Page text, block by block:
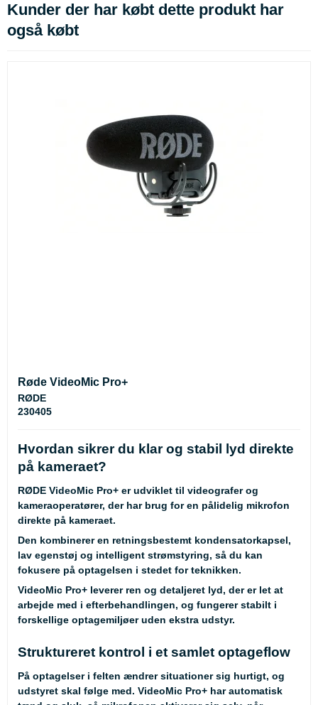
Kunder der har købt dette produkt har
også købt
Røde VideoMic Pro+
RØDE
230405
Hvordan sikrer du klar og stabil lyd direkte
på kameraet?
RØDE VideoMic Pro+ er udviklet til videografer og
kameraoperatører, der har brug for en pålidelig mikrofon
direkte på kameraet.
Den kombinerer en retningsbestemt kondensatorkapsel,
lav egenstøj og intelligent strømstyring, så du kan
fokusere på optagelsen i stedet for teknikken.
VideoMic Pro+ leverer ren og detaljeret lyd, der er let at
arbejde med i efterbehandlingen, og fungerer stabilt i
forskellige optagemiljøer uden ekstra udstyr.
Struktureret kontrol i et samlet optageflow
På optagelser i felten ændrer situationer sig hurtigt, og
udstyret skal følge med. VideoMic Pro+ har automatisk